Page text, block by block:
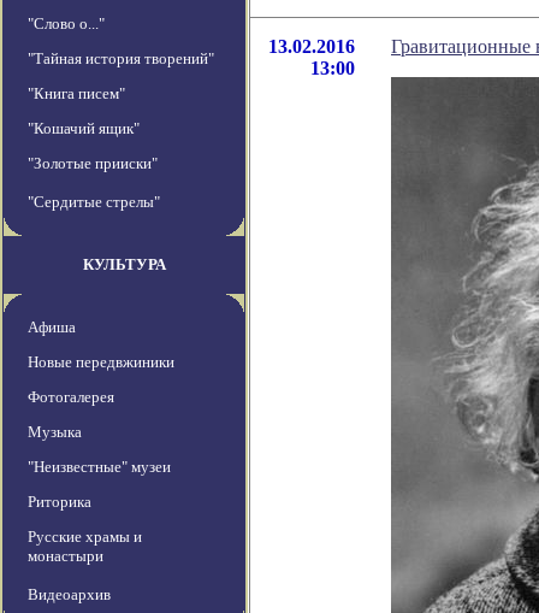
"Слово о..."
"Тайная история творений"
"Книга писем"
"Кошачий ящик"
"Золотые прииски"
"Сердитые стрелы"
КУЛЬТУРА
Афиша
Новые передвжиники
Фотогалерея
Музыка
"Неизвестные" музеи
Риторика
Русские храмы и
монастыри
Видеоархив
13.02.2016
13:00